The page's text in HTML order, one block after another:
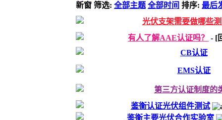
新窗 筛选: 全部主题 全部时间 排序: 最后
光伏支架需要做哪些
有人了解AAE认证吗？
- [
CB认证
EMS认证
第三方认证制度的
鉴衡认证光伏组件测试
鉴衡主要光伏合作实验室